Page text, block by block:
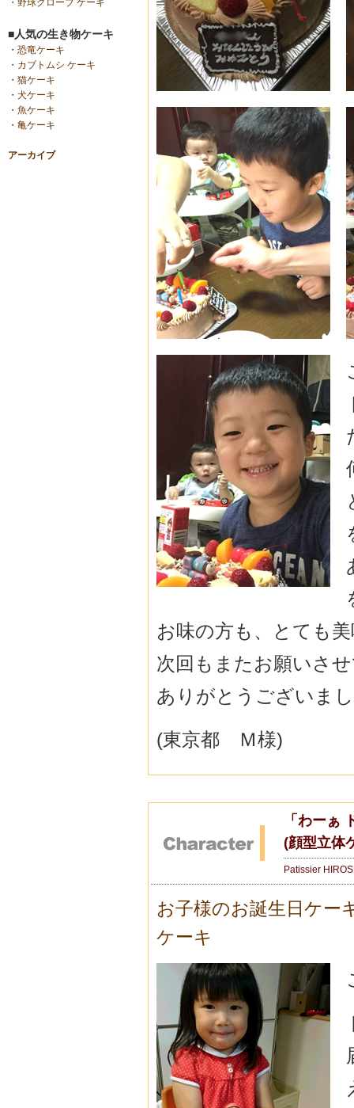
・ 野球グローブ ケーキ
■人気の生き物ケーキ
・ 恐竜ケーキ
・ カブトムシ ケーキ
・ 猫ケーキ
・ 犬ケーキ
・ 魚ケーキ
・ 亀ケーキ
アーカイブ
お味の方も、とても
次回もまたお願いさ
ありがとうございま
(東京都 Ｍ様)
「わーぁ
(顔型立体
Patissier
お子様のお誕生日ケー
ケーキ